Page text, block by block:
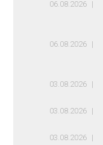
06.08.2026
06.08.2026
03.08.2026
03.08.2026
03.08.2026